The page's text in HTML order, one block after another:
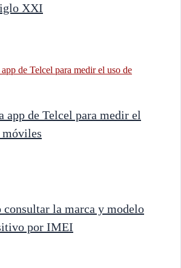
XXI
app de Telcel para medir el
móviles
consultar la marca y modelo
por IMEI